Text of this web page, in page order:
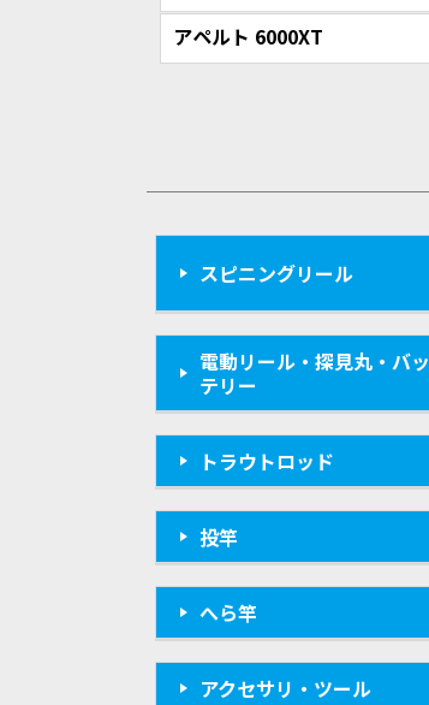
アペルト 6000XT
スピニングリール
電動リール・探見丸・バッ
テリー
トラウトロッド
投竿
へら竿
アクセサリ・ツール